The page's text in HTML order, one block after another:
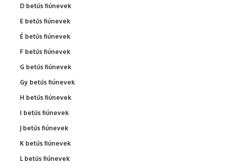
D betűs fiúnevek
E betűs fiúnevek
É betűs fiúnevek
F betűs fiúnevek
G betűs fiúnevek
Gy betűs fiúnevek
H betűs fiúnevek
I betűs fiúnevek
J betűs fiúnevek
K betűs fiúnevek
L betűs fiúnevek